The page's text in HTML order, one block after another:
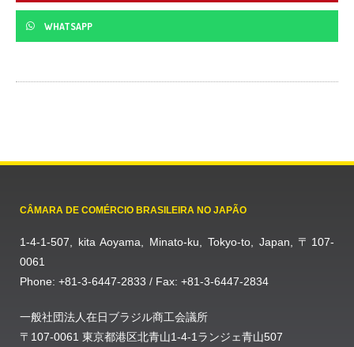
WHATSAPP
CÂMARA DE COMÉRCIO BRASILEIRA NO JAPÃO
1-4-1-507, kita Aoyama, Minato-ku, Tokyo-to, Japan, 〒107-
0061
Phone: +81-3-6447-2833 / Fax: +81-3-6447-2834
一般社団法人在日ブラジル商工会議所
〒107-0061 東京都港区北青山1-4-1ランジェ青山507